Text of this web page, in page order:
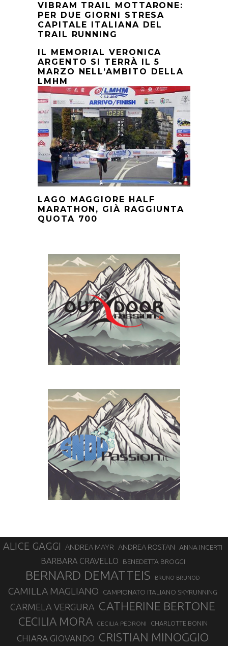
VIBRAM TRAIL MOTTARONE:
PER DUE GIORNI STRESA
CAPITALE ITALIANA DEL
TRAIL RUNNING
IL MEMORIAL VERONICA
ARGENTO SI TERRÀ IL 5
MARZO NELL’AMBITO DELLA
LMHM
LAGO MAGGIORE HALF
MARATHON, GIÀ RAGGIUNTA
QUOTA 700
ALICE GAGGI ANDREA MAYR ANDREA ROSTAN ANNA INCERTI
BARBARA CRAVELLO BENEDETTA BROGGI
BERNARD DEMATTEIS BRUNO BRUNOD
CAMILLA MAGLIANO CAMPIONATO ITALIANO SKYRUNNING
CARMELA VERGURA CATHERINE BERTONE
CECILIA MORA CECILIA PEDRONI CHARLOTTE BONIN
CHIARA GIOVANDO CRISTIAN MINOGGIO